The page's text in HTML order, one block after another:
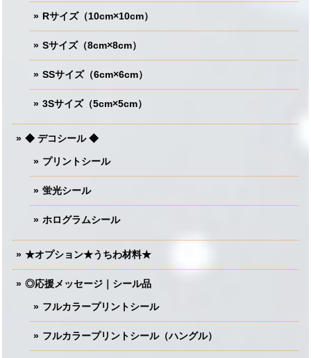
Rサイズ（10cm×10cm）
Sサイズ（8cm×8cm）
SSサイズ（6cm×6cm）
3Sサイズ（5cm×5cm）
◆ デコシール ◆
プリントシール
蛍光シール
ホログラムシール
★オプション★うちわ材料★
◎応援メッセージ｜シール品
フルカラープリントシール
フルカラープリントシール（ハングル）